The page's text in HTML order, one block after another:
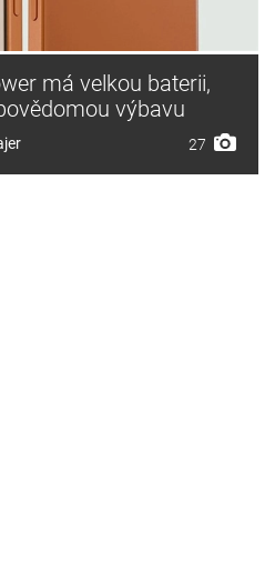
má velkou baterii,
výbavu
27